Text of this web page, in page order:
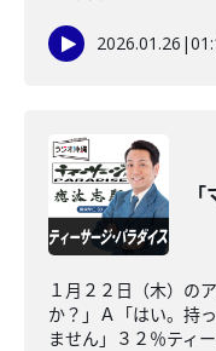
2026.01.26 |
１月２２日（木）の
か？」Ａ「はい。持
ません」３２％ティ